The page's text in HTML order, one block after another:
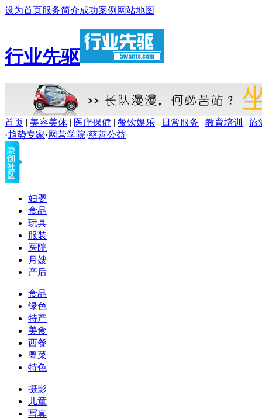
设为首页服务简介成功案例 网站地图
行业先驱
首页 | 美容美体 | 医疗保健 | 餐饮娱乐 | 日常服务 | 教育培训 | 旅
·趋势专家·网营学院·慈善公益
妇婴
食品
玩具
服装
医院
月嫂
产后
食品
绿色
特产
美食
西餐
粤菜
特色
摄影
儿童
写真